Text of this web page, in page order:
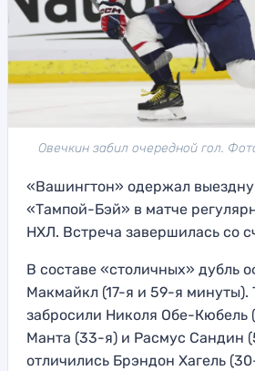
Овечкин забил очередной гол.
«Вашингтон» одержал
«Тампой-Бэй» в матче
НХЛ. Встреча завершилась со
В составе «столичных» дубль
Макмайкл (17-я и 59-я
забросили Николя Обе-Кюбель
Манта (33-я) и Расмус Сандин
отличились Брэндон Хагель